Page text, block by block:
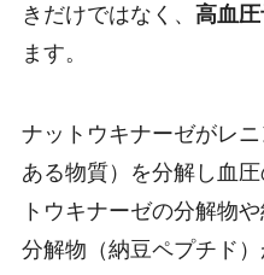
きだけではなく、 高血
ます。
ナットウキナーゼがレ
ある物質）を分解し血
トウキナーゼの分解物
分解物（納豆ペプチド）